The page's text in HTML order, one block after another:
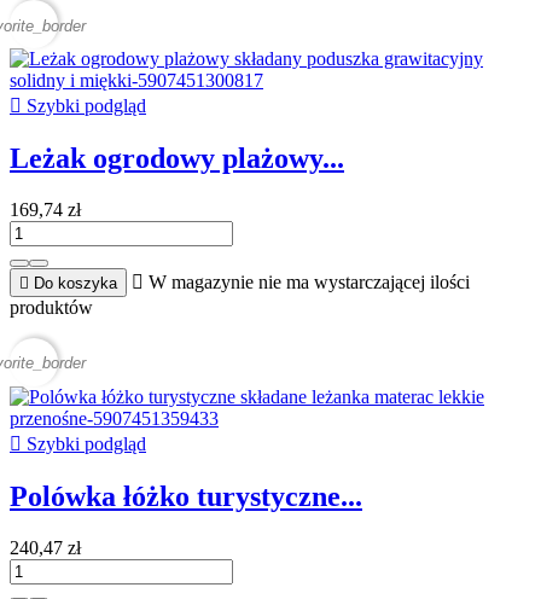
 Szybki podgląd
Leżak ogrodowy plażowy...
169,74 zł
 Do koszyka  W magazynie nie ma wystarczającej ilości
produktów
 Szybki podgląd
Polówka łóżko turystyczne...
240,47 zł